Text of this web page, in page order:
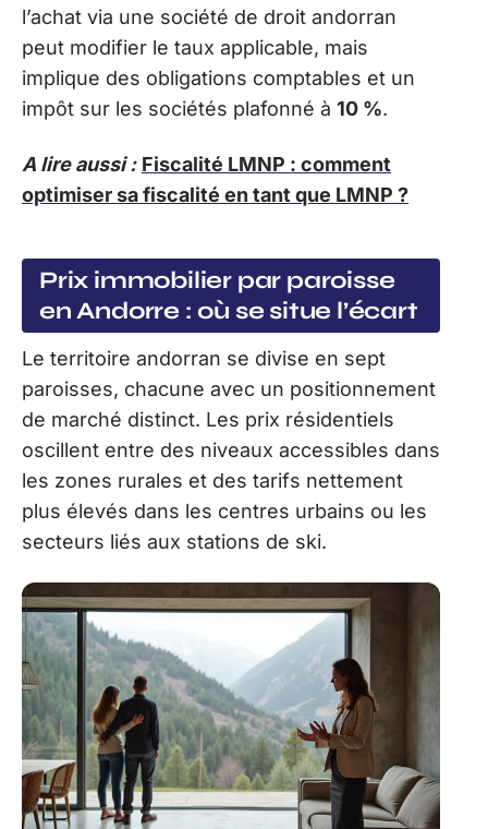
l’achat via une société de droit andorran
peut modifier le taux applicable, mais
implique des obligations comptables et un
impôt sur les sociétés plafonné à 10 %.
A lire aussi : Fiscalité LMNP : comment
optimiser sa fiscalité en tant que LMNP ?
Prix immobilier par paroisse
en Andorre : où se situe l’écart
Le territoire andorran se divise en sept
paroisses, chacune avec un positionnement
de marché distinct. Les prix résidentiels
oscillent entre des niveaux accessibles dans
les zones rurales et des tarifs nettement
plus élevés dans les centres urbains ou les
secteurs liés aux stations de ski.